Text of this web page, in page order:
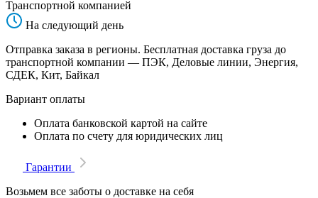
Транспортной компанией
На следующий день
Отправка заказа в регионы. Бесплатная доставка груза до
транспортной компании — ПЭК, Деловые линии, Энергия,
СДЕК, Кит, Байкал
Вариант оплаты
Оплата банковской картой на сайте
Оплата по счету для юридических лиц
Гарантии
Возьмем все заботы о доставке на себя